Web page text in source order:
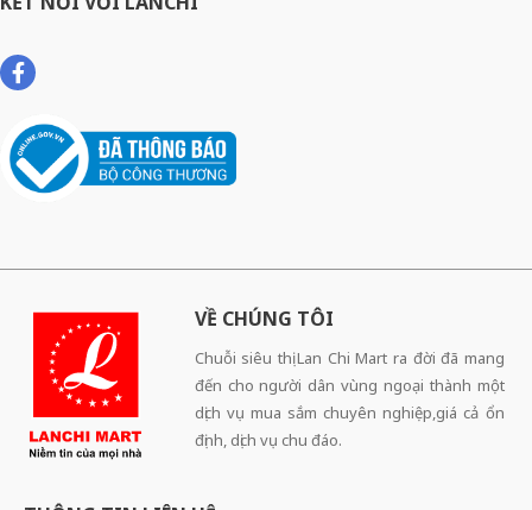
VỀ CHÚNG TÔI
Chuỗi siêu thị Lan Chi Mart ra đời đã mang
đến cho người dân vùng ngoại thành một
dịch vụ mua sắm chuyên nghiệp,giá cả ổn
định, dịch vụ chu đáo.